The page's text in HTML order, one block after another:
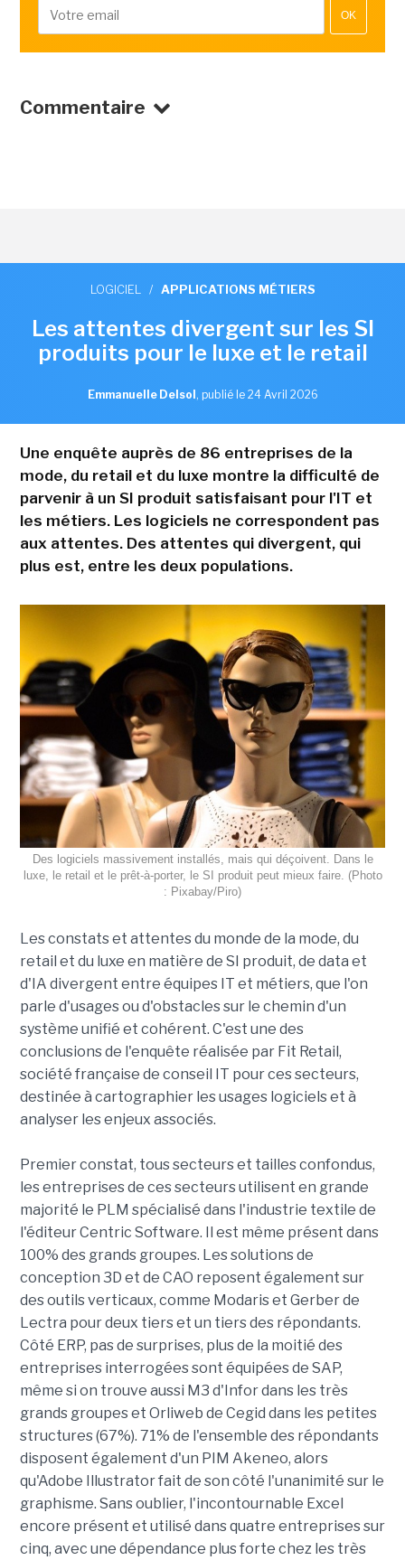
OK
Commentaire
LOGICIEL / APPLICATIONS MÉTIERS
Les attentes divergent sur les SI
produits pour le luxe et le retail
Emmanuelle Delsol , publié le 24 Avril 2026
Une enquête auprès de 86 entreprises de la
mode, du retail et du luxe montre la difficulté de
parvenir à un SI produit satisfaisant pour l'IT et
les métiers. Les logiciels ne correspondent pas
aux attentes. Des attentes qui divergent, qui
plus est, entre les deux populations.
Des logiciels massivement installés, mais qui déçoivent. Dans le
luxe, le retail et le prêt-à-porter, le SI produit peut mieux faire. (Photo
: Pixabay/Piro)
Les constats et attentes du monde de la mode, du
retail et du luxe en matière de SI produit, de data et
d'IA divergent entre équipes IT et métiers, que l'on
parle d'usages ou d'obstacles sur le chemin d'un
système unifié et cohérent. C'est une des
conclusions de l'enquête réalisée par Fit Retail,
société française de conseil IT pour ces secteurs,
destinée à cartographier les usages logiciels et à
analyser les enjeux associés.
Premier constat, tous secteurs et tailles confondus,
les entreprises de ces secteurs utilisent en grande
majorité le PLM spécialisé dans l'industrie textile de
l'éditeur Centric Software. Il est même présent dans
100% des grands groupes. Les solutions de
conception 3D et de CAO reposent également sur
des outils verticaux, comme Modaris et Gerber de
Lectra pour deux tiers et un tiers des répondants.
Côté ERP, pas de surprises, plus de la moitié des
entreprises interrogées sont équipées de SAP,
même si on trouve aussi M3 d'Infor dans les très
grands groupes et Orliweb de Cegid dans les petites
structures (67%). 71% de l'ensemble des répondants
disposent également d'un PIM Akeneo, alors
qu'Adobe Illustrator fait de son côté l'unanimité sur le
graphisme. Sans oublier, l'incontournable Excel
encore présent et utilisé dans quatre entreprises sur
cinq, avec une dépendance plus forte chez les très